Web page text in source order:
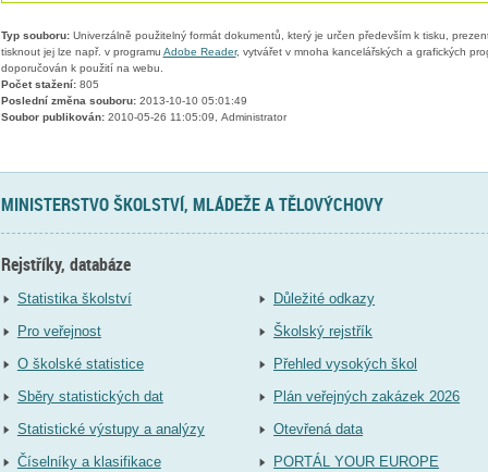
Typ souboru:Univerzálně použitelný formát dokumentů, který je určen především k tisku,
tisknout jej lze např. v programu Adobe Reader, vytvářet v mnoha kancelářských a grafických
doporučován k použití na webu.
Počet stažení:805
Poslední změna souboru:2013-10-10 05:01:49
Soubor publikován:2010-05-26 11:05:09, Administrator
MINISTERSTVO ŠKOLSTVÍ, MLÁDEŽE A TĚLOVÝCHOVY
Rejstříky, databáze
Statistika školství
Pro veřejnost
O školské statistice
Sběry statistických dat
Statistické výstupy a analýzy
Číselníky a klasifikace
Důležité odkazy
Školský rejstřík
Přehled vysokých škol
Plán veřejných zakázek 2026
Otevřená data
PORTÁL YOUR EUROPE